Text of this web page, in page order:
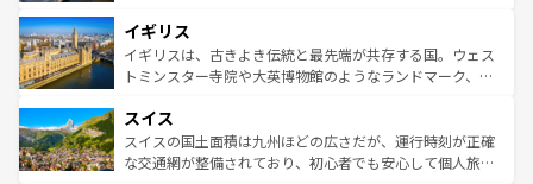
いる。シャンパンの発祥地であるランス、プロヴァンスの
香り高いラベンダー畑など、多彩な楽しみ方が可能だ。さ
らに、パリ以外の地域にも魅力が溢れており、どの街角に
れる地方に足を運ぶとそれぞれで全く異なる文化を体験で
きるだろう。 なお、新着のフランス情報はコンテンツ一覧
を参照してほしい。
顔を持つこの国は、どこを歩いても飽きることがない。ベ
ルリンの文化的活気、バイエルン州のアルプスの絶景、そ
してライン川沿いのワイン畑といった風景は必見。ビール
は、お酒好きな人にはぜひ体験してほしい。 なお、新着の
ドイツ情報はコンテンツ一覧を参照してほしい。
イギリス
イギリスは、古きよき伝統と最先端が共存する国。ウェス
トミンスター寺院や大英博物館のようなランドマーク、歴
リアごとに異なる魅力がある。また、優雅なアフタヌーン
ティー、ビール好きにはたまらない英国パブ、サッカー観
戦など、本場だからこそできる体験も豊富。イギリスを旅
スイス
スイスの国土面積は九州ほどの広さだが、運行時刻が正確
な交通網が整備されており、初心者でも安心して個人旅行